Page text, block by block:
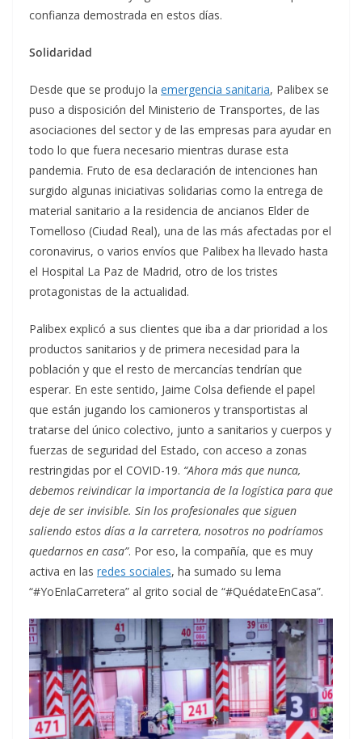
confianza demostrada en estos días.
Solidaridad
Desde que se produjo la emergencia sanitaria, Palibex se
puso a disposición del Ministerio de Transportes, de las
asociaciones del sector y de las empresas para ayudar en
todo lo que fuera necesario mientras durase esta
pandemia. Fruto de esa declaración de intenciones han
surgido algunas iniciativas solidarias como la entrega de
material sanitario a la residencia de ancianos Elder de
Tomelloso (Ciudad Real), una de las más afectadas por el
coronavirus, o varios envíos que Palibex ha llevado hasta
el Hospital La Paz de Madrid, otro de los tristes
protagonistas de la actualidad.
Palibex explicó a sus clientes que iba a dar prioridad a los
productos sanitarios y de primera necesidad para la
población y que el resto de mercancías tendrían que
esperar. En este sentido, Jaime Colsa defiende el papel
que están jugando los camioneros y transportistas al
tratarse del único colectivo, junto a sanitarios y cuerpos y
fuerzas de seguridad del Estado, con acceso a zonas
restringidas por el COVID-19. “Ahora más que nunca,
debemos reivindicar la importancia de la logística para que
deje de ser invisible. Sin los profesionales que siguen
saliendo estos días a la carretera, nosotros no podríamos
quedarnos en casa”. Por eso, la compañía, que es muy
activa en las redes sociales, ha sumado su lema
“#YoEnlaCarretera” al grito social de “#QuédateEnCasa”.